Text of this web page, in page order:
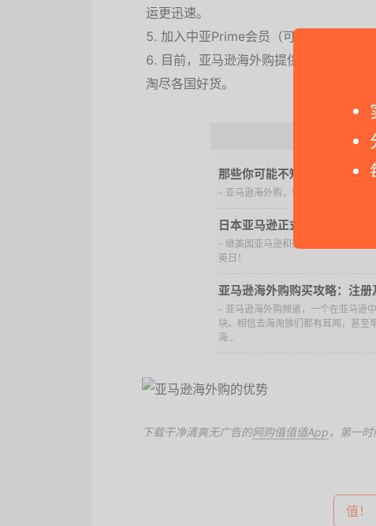
运更迅速。
加入中亚Prime会员（可免费试享一
目前，亚马逊海外购提供海外购·美国
淘尽各国好货。
亚马
那些你可能不知道的亚马逊
- 亚马逊海外购，带你淘遍美英日，
日本亚马逊正式登陆亚马逊海
- 继美国亚马逊和英国亚马逊后，日
英日！
亚马逊海外购购买攻略：注册
- 亚马逊海外购频道，一个在亚马逊
块。相信去海淘族们都有耳闻，甚至
海...
下载干净清爽无广告的网购值值值App ，第一
值！